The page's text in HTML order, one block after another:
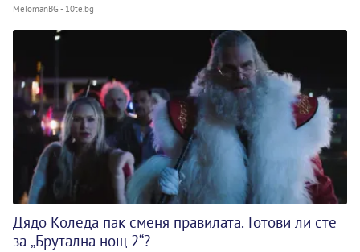
MelomanBG - 10te.bg
Дядо Коледа пак сменя правилата. Готови ли сте
за „Брутална нощ 2“?